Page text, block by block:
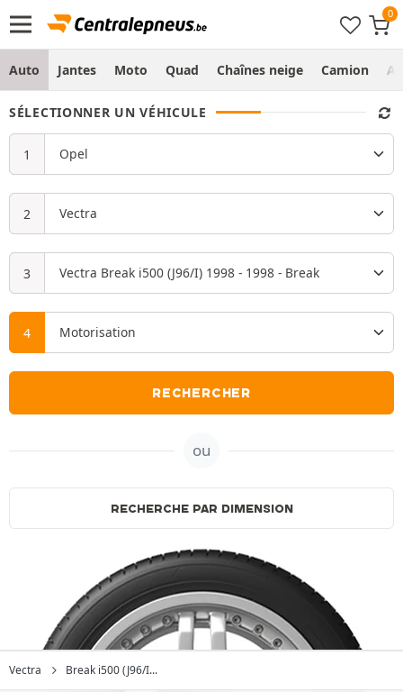
Auto Jantes Moto Quad Chaînes neige Camion
SÉLECTIONNER UN VÉHICULE
RECHERCHER
ou
RECHERCHE PAR DIMENSION
Vectra Break i500 (J96/I...